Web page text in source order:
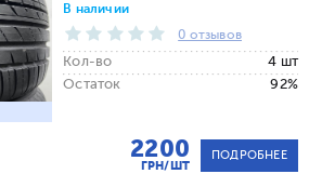
В наличии
0 отзывов
Кол-во
4 шт
Остаток
92%
2200
ГРН/ШТ
ПОДРОБНЕЕ